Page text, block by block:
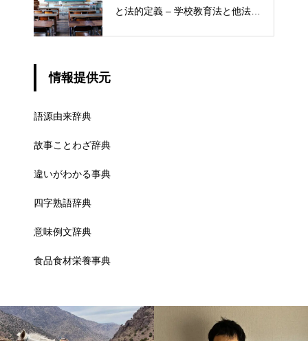
と法的定義 – 学校教育法と他法律
情報提供元
語源由来辞典
故事ことわざ辞典
違いがわかる事典
四字熟語辞典
意味例文辞典
食品食材栄養事典